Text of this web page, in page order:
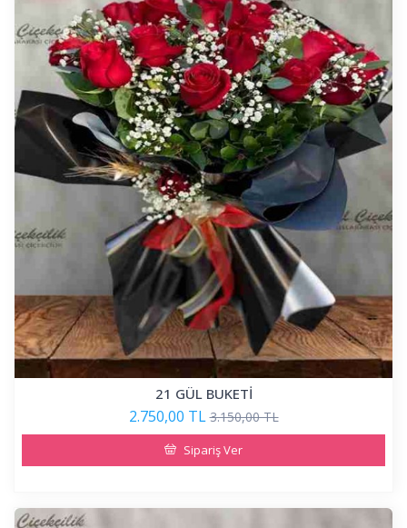
21 GÜL BUKETİ
2.750,00 TL 3.150,00 TL
Sipariş Ver